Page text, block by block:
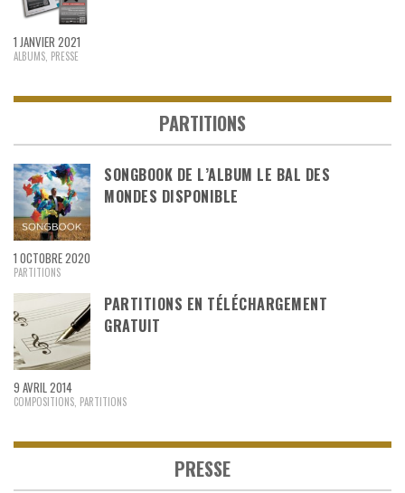
1 JANVIER 2021
ALBUMS PRESSE
PARTITIONS
SONGBOOK DE L’ALBUM LE BAL DES
MONDES DISPONIBLE
1 OCTOBRE 2020
PARTITIONS
PARTITIONS EN TÉLÉCHARGEMENT
GRATUIT
9 AVRIL 2014
COMPOSITIONS PARTITIONS
PRESSE